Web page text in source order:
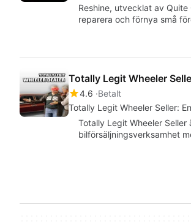
Reshine, utvecklat av
reparera och förnya små
Totally Legit Wheeler
4.6 Betalt
Totally Legit Wheeler Seller:
Totally Legit Wheeler
bilförsäljningsverksamhet